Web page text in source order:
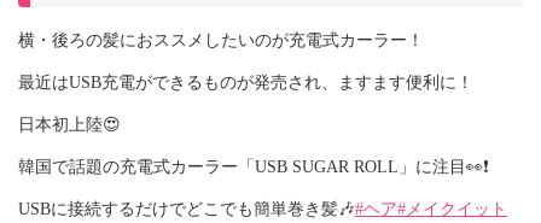
横・後ろの髪におススメしたいのが充電式カーラー！
最近はUSB充電ができるものが発売され、ますます便利に！
日本初上陸😍
韓国で話題の充電式カーラー「USB SUGAR ROLL」に注目👀❗
USBに接続するだけでどこでも簡単巻き髪🎶#ヘア#メイクイット